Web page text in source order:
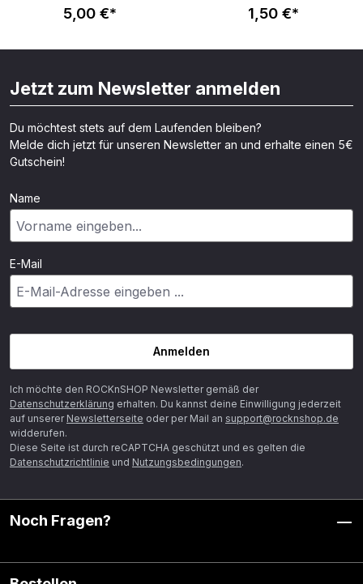
5,00 €* 1,50 €*
Jetzt zum Newsletter anmelden
Du möchtest stets auf dem Laufenden bleiben?
Melde dich jetzt für unseren Newsletter an und erhalte einen 5€
Gutschein!
Name
E-Mail
Anmelden
Ich möchte den ROCKnSHOP Newsletter gemäß der
Datenschutzerklärung erhalten. Du kannst deine Einwilligung jederzeit
auf unserer Newsletterseite oder per Mail an support@rocknshop.de
widderufen.
Diese Seite ist durch reCAPTCHA geschützt und es gelten die
Datenschutzrichtlinie und Nutzungsbedingungen.
Noch Fragen?